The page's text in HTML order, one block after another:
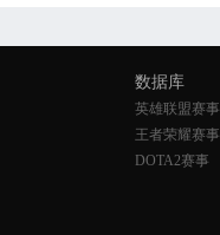
数据库
英雄联盟赛事
王者荣耀赛事
DOTA2赛事